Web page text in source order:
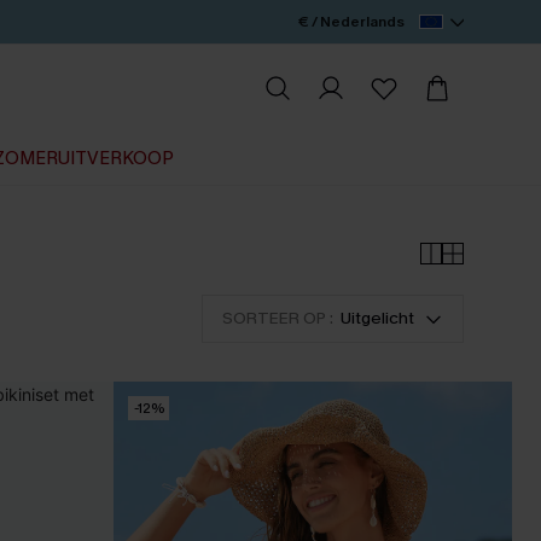
€ / Nederlands
SORTEER OP : Uitgelicht
-12%